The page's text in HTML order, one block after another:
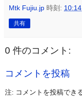
Mtk Fujiu.jp 時刻: 10:14
共有
0 件のコメント:
コメントを投稿
注: コメントを投稿でき